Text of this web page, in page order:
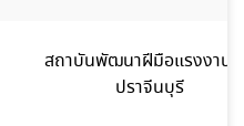
สถาบันพัฒนาฝีมือแรงงาน
ปราจีนบุรี